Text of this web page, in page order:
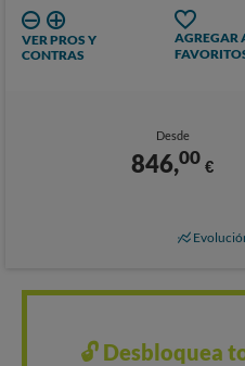
VER PROS Y
CONTRAS
AGREGAR
Desde
846,00 €
🔓 Desbloquea